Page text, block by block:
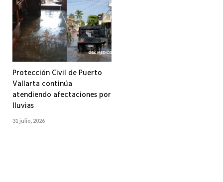
Protección Civil de Puerto
Vallarta continúa
atendiendo afectaciones por
lluvias
31 julio, 2026